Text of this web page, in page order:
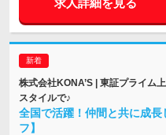
求人詳細を見る
株式会社KONA’S | 東証プライム
スタイルで♪
全国で活躍！仲間と共に成
フ】